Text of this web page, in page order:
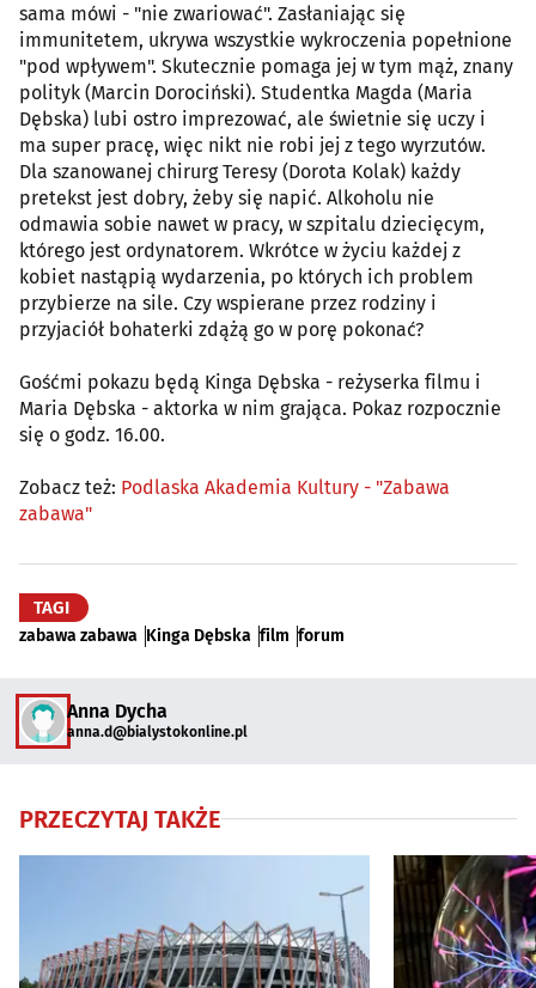
sama mówi - "nie zwariować". Zasłaniając się
immunitetem, ukrywa wszystkie wykroczenia popełnione
"pod wpływem". Skutecznie pomaga jej w tym mąż, znany
polityk (Marcin Dorociński). Studentka Magda (Maria
Dębska) lubi ostro imprezować, ale świetnie się uczy i
ma super pracę, więc nikt nie robi jej z tego wyrzutów.
Dla szanowanej chirurg Teresy (Dorota Kolak) każdy
pretekst jest dobry, żeby się napić. Alkoholu nie
odmawia sobie nawet w pracy, w szpitalu dziecięcym,
którego jest ordynatorem. Wkrótce w życiu każdej z
kobiet nastąpią wydarzenia, po których ich problem
przybierze na sile. Czy wspierane przez rodziny i
przyjaciół bohaterki zdążą go w porę pokonać?
Gośćmi pokazu będą Kinga Dębska - reżyserka filmu i
Maria Dębska - aktorka w nim grająca. Pokaz rozpocznie
się o godz. 16.00.
Zobacz też: Podlaska Akademia Kultury - "Zabawa
zabawa"
TAGI
zabawa zabawa Kinga Dębska film forum
Anna Dycha
anna.d@bialystokonline.pl
PRZECZYTAJ TAKŻE